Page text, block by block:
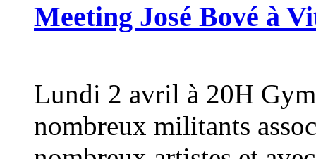
Meeting José Bové à
Lundi 2 avril à 20H
nombreux militants